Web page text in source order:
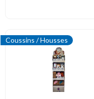
Coussins / Housses